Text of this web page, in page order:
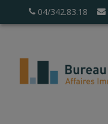
04/342.83.18